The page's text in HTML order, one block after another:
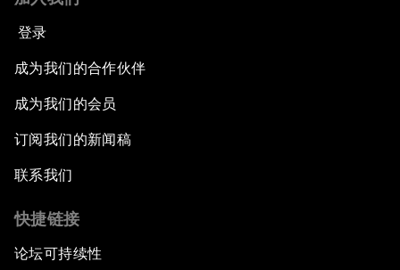
登录
成为我们的合作伙伴
成为我们的会员
订阅我们的新闻稿
联系我们
快捷链接
论坛可持续性